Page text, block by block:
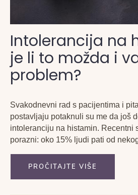
Intolerancija na
je li to možda i
problem?
Svakodnevni rad s pacijentima i
postavljaju potaknuli su me da još
intoleranciju na histamin. Recentni
porazni: oko 15% ljudi pati od
nespecifičnim simptomima kao što
PROČITAJTE VIŠE